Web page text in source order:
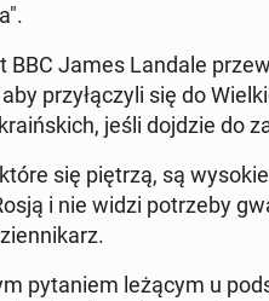
BBC James Landale
przy­łą­czy­li się do
jeśli dojdzie do
się piętrzą, są
i nie widzi po­trze­by
py­ta­niem leżącym u